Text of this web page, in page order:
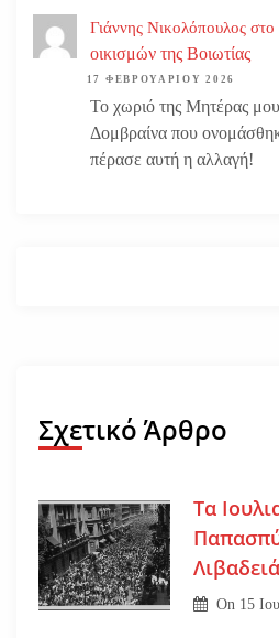
Γιάννης Νικολόπουλος στο
οικισμών της Βοιωτίας
17 ΦΕΒΡΟΥΑΡΊΟΥ 2026
Το χωριό της Μητέρας
Δομβραίνα που
πέρασε αυτή η αλλαγή!
Σχετικό Άρθρο
Τα
Λιβαδειά
On 15